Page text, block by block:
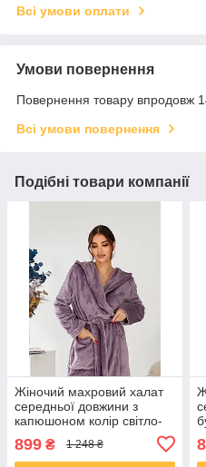
Всі умови оплати
Умови повернення
Повернення товару впродовж
Всі умови повернення
Подібні товари компанії
Жіночий махровий халат
середньої довжини з
капюшоном колір світло-
розмір 46
899 ₴ 1 248 ₴